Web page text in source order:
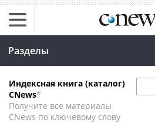
Разделы
Индексная книга (каталог)
CNews*
Получите все материалы
CNews по ключевому слову